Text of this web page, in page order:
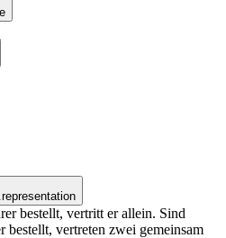
bestellt, vertritt er allein. Sind
bestellt, vertreten zwei gemeinsam